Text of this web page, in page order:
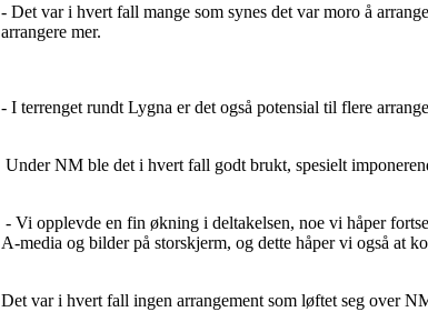
- Det var i hvert fall mange som synes det var moro å
arrangere mer.
- I terrenget rundt Lygna er det også potensial til flere
Under NM ble det i hvert fall godt brukt, spesielt
- Vi opplevde en fin økning i deltakelsen, noe vi håper
A-media og bilder på storskjerm, og dette håper vi også at
Det var i hvert fall ingen arrangement som løftet seg over